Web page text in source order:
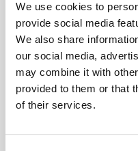
We use cookies to
provide social media
We also share
our social media,
may combine it with
provided to them or that
of their services.
- Polisen har
akut? Ring i så fall
anmäla eller tipsa
- Har du utsatts för
Du som vill ha råd
på +46 20 50 50 50.
- Tolkhjälp kan
Informationen finns på